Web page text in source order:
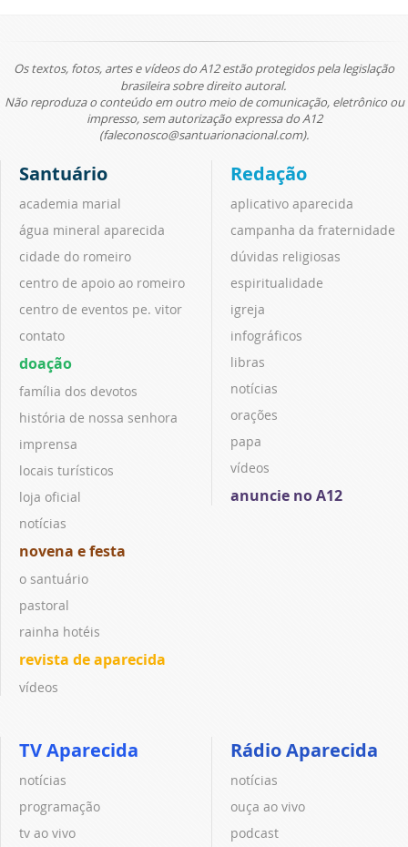
Os textos, fotos, artes e vídeos do A12 estão protegidos pela legislação
brasileira sobre direito autoral.
Não reproduza o conteúdo em outro meio de comunicação, eletrônico ou
impresso, sem autorização expressa do A12
(faleconosco@santuarionacional.com).
Santuário
academia marial
água mineral aparecida
cidade do romeiro
centro de apoio ao romeiro
centro de eventos pe. vitor
contato
doação
família dos devotos
história de nossa senhora
imprensa
locais turísticos
loja oficial
notícias
novena e festa
o santuário
pastoral
rainha hotéis
revista de aparecida
vídeos
Redação
aplicativo aparecida
campanha da fraternidade
dúvidas religiosas
espiritualidade
igreja
infográficos
libras
notícias
orações
papa
vídeos
anuncie no A12
TV Aparecida
notícias
programação
tv ao vivo
Rádio Aparecida
notícias
ouça ao vivo
podcast